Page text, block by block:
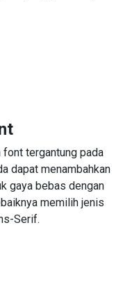
font tergantung pada
dapat menambahkan
gaya bebas dengan
memilih jenis
Serif.